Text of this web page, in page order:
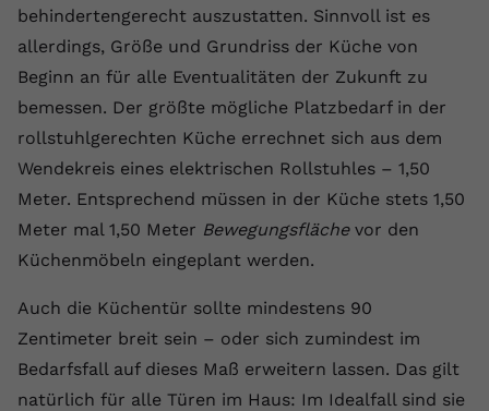
behindertengerecht auszustatten. Sinnvoll ist es
allerdings, Größe und Grundriss der Küche von
Beginn an für alle Eventualitäten der Zukunft zu
bemessen. Der größte mögliche Platzbedarf in der
rollstuhlgerechten Küche errechnet sich aus dem
Wendekreis eines elektrischen Rollstuhles – 1,50
Meter. Entsprechend müssen in der Küche stets 1,50
Meter mal 1,50 Meter Bewegungsflächevor den
Küchenmöbeln eingeplant werden.
Auch die Küchentür sollte mindestens 90
Zentimeter breit sein – oder sich zumindest im
Bedarfsfall auf dieses Maß erweitern lassen. Das gilt
natürlich für alle Türen im Haus: Im Idealfall sind sie
Zweck
registriert eine eindeutige ID, um
Daten darüber zu speichern, welche
gesehen hat.
Anbieter Youtube.com
Laufzeit Session
Zweck
YouTube setzt diesen Cookie, um die
speichern, der eingebettete YouTube-
Videos verwendet.